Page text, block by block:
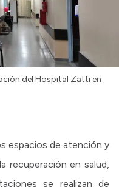
del Hospital Zatti en
espacios de atención y
recuperación en salud,
se realizan de